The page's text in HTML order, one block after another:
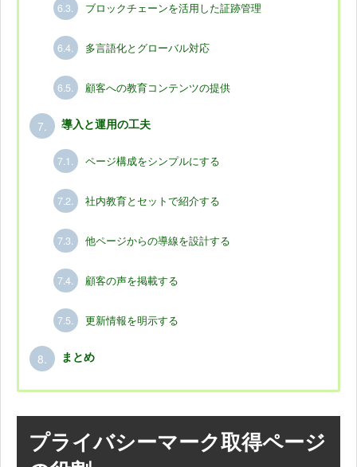
6.3. ブロックチェーンを活用した証跡管理
6.4. 多言語化とグローバル対応
6.5. 顧客への教育コンテンツの提供
7. 導入と運用の工夫
7.1. ページ構成をシンプルにする
7.2. 社内教育とセットで紹介する
7.3. 他ページからの導線を設計する
7.4. 顧客の声を掲載する
7.5. 更新情報を明示する
8. まとめ
プライバシーマーク取得ページ